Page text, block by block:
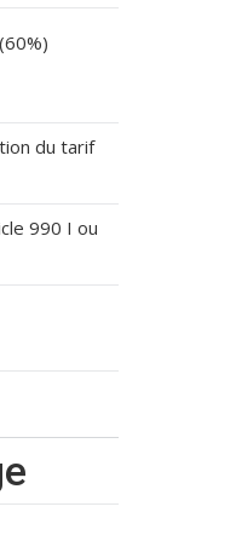
du tarif
990 I ou